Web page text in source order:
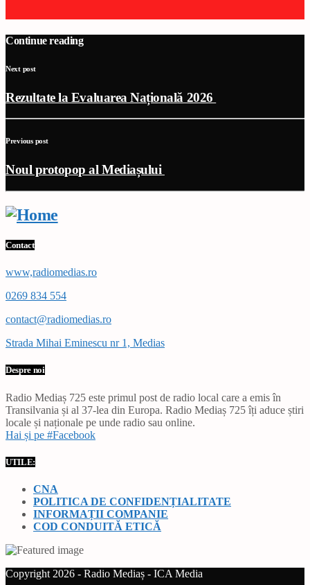
Continue reading
Next post
Rezultate la Evaluarea Națională 2026
Previous post
Noul protopop al Mediașului
Contact
www,radiomedias.ro
0269 834 554
contact@radiomedias.ro
Strada Mihai Eminescu nr 1, Medias
Despre noi
Radio Mediaș 725 este primul post de radio local care a emis în
Transilvania și al 37-lea din Europa. Radio Mediaș 725 îți aduce știri
locale și naționale pe unde radio sau online.
Hai și pe #Facebook
UTILE:
CNA
POLITICA DE CONFIDENȚIALITATE
INFORMAȚII COMPANIE
COD CONDUITĂ ETICĂ
Copyright 2026 - Radio Mediaș - ICA Media